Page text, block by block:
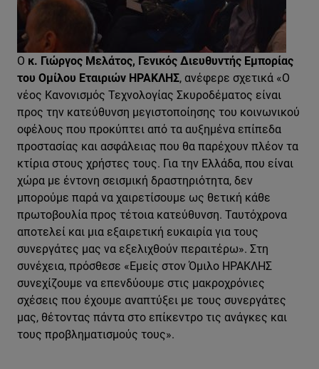
Ο κ. Γιώργος Μελάτος, Γενικός Διευθυντής Εμπορίας
του Ομίλου Εταιριών ΗΡΑΚΛΗΣ, ανέφερε σχετικά «Ο
νέος Κανονισμός Τεχνολογίας Σκυροδέματος είναι
προς την κατεύθυνση μεγιστοποίησης του κοινωνικού
οφέλους που προκύπτει από τα αυξημένα επίπεδα
προστασίας και ασφάλειας που θα παρέχουν πλέον τα
κτίρια στους χρήστες τους. Για την Ελλάδα, που είναι
χώρα με έντονη σεισμική δραστηριότητα, δεν
μπορούμε παρά να χαιρετίσουμε ως θετική κάθε
πρωτοβουλία προς τέτοια κατεύθυνση. Ταυτόχρονα
αποτελεί και μια εξαιρετική ευκαιρία για τους
συνεργάτες μας να εξελιχθούν περαιτέρω». Στη
συνέχεια, πρόσθεσε «Εμείς στον Όμιλο ΗΡΑΚΛΗΣ
συνεχίζουμε να επενδύουμε στις μακροχρόνιες
σχέσεις που έχουμε αναπτύξει με τους συνεργάτες
μας, θέτοντας πάντα στο επίκεντρο τις ανάγκες και
τους προβληματισμούς τους».